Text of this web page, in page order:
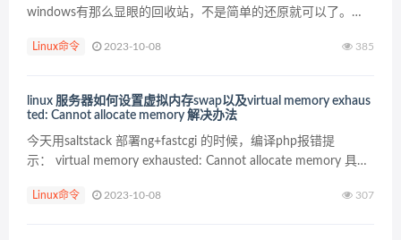
windows有那么显眼的回收站，不是简单的还原就可以了。
存在删除信息，一种是删除以后进程都找不到，只...
Linux命令 2023-10-08 385
linux 服务器如何设置虚拟内存swap以及virtual memory exhaus
ted: Cannot allocate memory 解决办法
今天用saltstack 部署ng+fastcgi 的时候，编译php报错提
示： virtual memory exhausted: Cannot allocate memory 具体
Linux命令 2023-10-08 307